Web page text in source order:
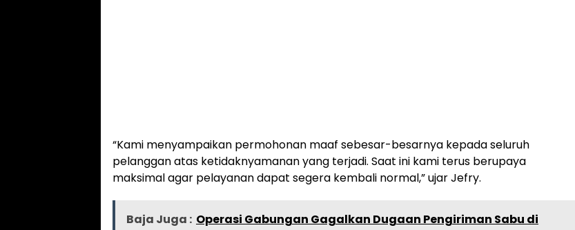
“Kami menyampaikan permohonan maaf sebesar-besarnya kepada seluruh
pelanggan atas ketidaknyamanan yang terjadi. Saat ini kami terus berupaya
maksimal agar pelayanan dapat segera kembali normal,” ujar Jefry.
Baja Juga : Operasi Gabungan Gagalkan Dugaan Pengiriman Sabu di